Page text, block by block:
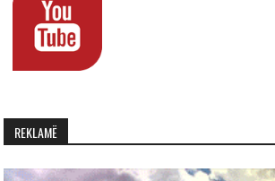
REKLAMË